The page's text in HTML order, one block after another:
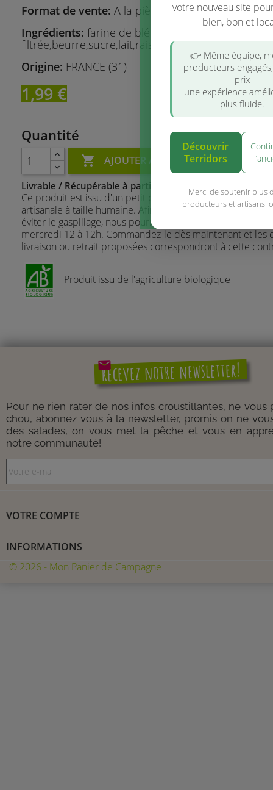
Format de vente: A la pièce
Ingrédients: farine de blé T65,eau
filtrée,beurre,sucre,lait,raisins secs,œufs,levure,sel
Origine: FRANCE (31)
1,99 €
Quantité
 AJOUTER AU PANIER
Livrable / Récupérable à partir du mercredi 12 à 12h.
Ce produit est issu d'un petit producteur qui a une
artisanale à taille humaine. Afin de garantir le respect
éviter le gaspillage, nous pourrons vous livrer ce produit
mercredi 12 à 12h. Commandez-le dès maintenant et les
livraison ou retrait proposées correspondront à cette
Produit issu de l'agriculture biologique
mail
Recevez notre newsletter!
Pour ne rien rater de nos infos croustillantes, ne vous
chou, abonnez vous à la newsletter, promis on ne
des salades, on vous met la pêche et vous en
notre communauté!
VOTRE COMPTE
INFORMATIONS
© 2026 - Mon Panier de Campagne
votre nouveau site
bien, bon et
👉 Même équipe,
producteurs
prix
une expérience
plus fluide.
Découvrir
Terridors
Merci de soutenir plus
producteurs et artisans